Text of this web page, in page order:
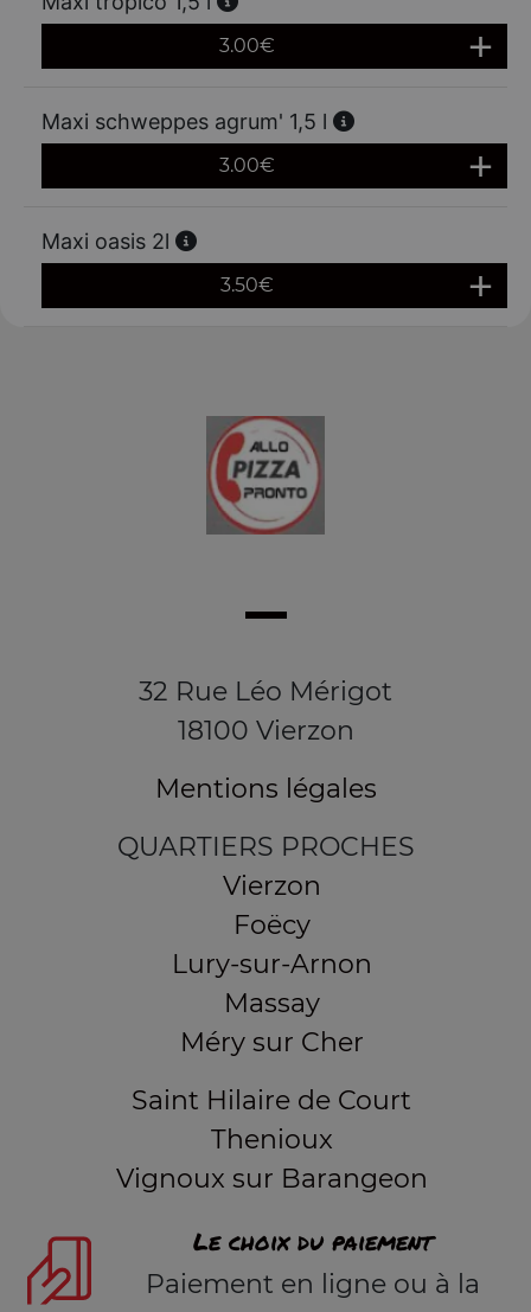
3.00€
Maxi schweppes agrum' 1,5 l
3.00€
Maxi oasis 2l
3.50€
32 Rue Léo Mérigot
18100 Vierzon
Mentions légales
QUARTIERS PROCHES
Vierzon
Foëcy
Lury-sur-Arnon
Massay
Méry sur Cher
Saint Hilaire de Court
Thenioux
Vignoux sur Barangeon
Le choix du paiement
Paiement en ligne ou à la